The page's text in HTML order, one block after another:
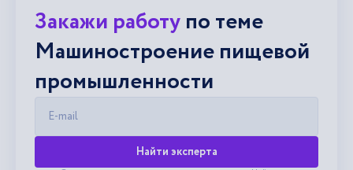
Закажи работупо теме
Машиностроение пищевой
промышленности
Найти эксперта